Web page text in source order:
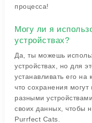
процесса!
Могу ли я
устройствах?
Да, ты можешь
устройствах, но для
устанавливать его
что сохранения
разными
своих данных, чтобы
Purrfect Cats.